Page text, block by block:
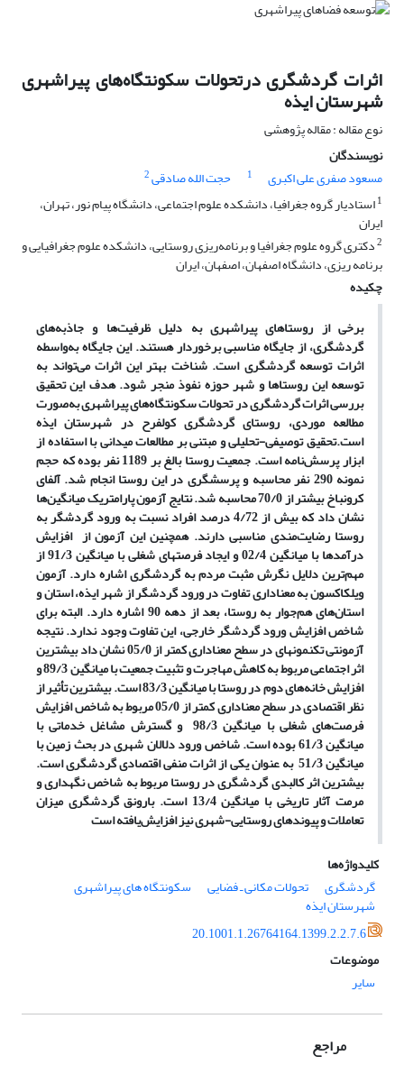
اثرات گردشگری درتحولات سکونتگاه‌های پیراشهری
شهرستان ایذه
نوع مقاله : مقاله پژوهشی
نویسندگان
مسعود صفری علی اکبری
1 حجت الله صادقی2
1استادیار گروه جغرافیا، دانشکده علوم اجتماعی، دانشگاه پیام نور، تهران،
ایران
2دکتری گروه علوم جغرافیا و برنامه‌ریزی روستایی، دانشکده علوم جغرافیایی و
برنامه ریزی، دانشگاه اصفهان، اصفهان، ایران
چکیده
برخی از روستاهای پیراشهری به دلیل ظرفیت‌ها و جاذبه‌های
گردشگری، از جایگاه مناسبی برخوردار هستند. این جایگاه به‌واسطه
اثرات توسعه گردشگری است. شناخت بهتر این اثرات می‌تواند به
توسعه این روستاها و شهر حوزه نفوذ منجر شود. هدف این تحقیق
بررسی اثرات گردشگری در تحولات سکونتگاه‌های پیراشهری به‌صورت
مطالعه موردی، روستای گردشگری کولفرح در شهرستان ایذه
است.‌تحقیق توصیفی-تحلیلی و مبتنی بر مطالعات میدانی با استفاده از
ابزار پرسش‌نامه است. جمعیت روستا بالغ بر 1189 نفر بوده که حجم
نمونه 290 نفر محاسبه و پرسشگری در این روستا انجام شد. آلفای
کرونباخ بیشتر از 70/0 محاسبه شد. ­نتایج آزمون پارامتریک میانگین‌ها
نشان داد‌ که بیش از 4/72 درصد افراد نسبت به ورود گردشگر به
روستا رضایت‌مندی مناسبی دارند. همچنین این آزمون از افزایش
درآمدها با میانگین 02/4 و ایجاد فرصت­های شغلی با میانگین 91/3 از
مهم‌ترین دلایل نگرش مثبت مردم به گردشگری اشاره دارد. آزمون
ویلکاکسون به معناداری تفاوت در ورود گردشگر از شهر ایذه، استان و
استان‌های هم‌جوار به روستا، بعد از دهه 90 اشاره دارد. البته برای
شاخص افزایش ورود گردشگر خارجی، این تفاوت وجود ندارد. نتیجه
آزمون­تی تک­نمونه­ای در سطح معناداری کمتر از 05/0 نشان داد بیشترین
اثر اجتماعی مربوط به کاهش مهاجرت و تثبیت جمعیت با میانگین 89/3 و
افزایش خانه‌های دوم در روستا با میانگین 83/3 است. بیشترین تأثیر از
نظر اقتصادی در سطح معناداری کمتر از 05/0 مربوط به شاخص افزایش
فرصت‌های شغلی با میانگین 98/3 و گسترش مشاغل خدماتی با
میانگین 61/3 بوده است. شاخص ورود دلالان شهری در بحث زمین با
میانگین 51/3 به عنوان یکی از اثرات منفی اقتصادی گردشگری است.
بیشترین اثر کالبدی گردشگری در روستا مربوط به شاخص نگهداری و
مرمت آثار تاریخی با میانگین 13/4 است. بارونق گردشگری میزان
تعاملات و پیوندهای روستایی­-شهری نیز افزایش‌یافته است
کلیدواژه‌ها
گردشگری
تحولات مکانی ـ فضایی سکونتگاه های پیراشهری
شهرستان ایذه
20.1001.1.26764164.1399.2.2.7.6
موضوعات
سایر
مراجع